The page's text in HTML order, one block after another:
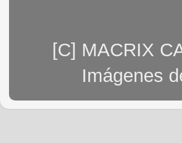
[C] MACRIX
Imágenes